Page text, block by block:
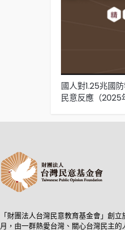
國人對1.25兆國
民意反應（2025
「財團法人台灣民意教育基金會」創
月，由一群熱愛台灣、關心台灣民主的